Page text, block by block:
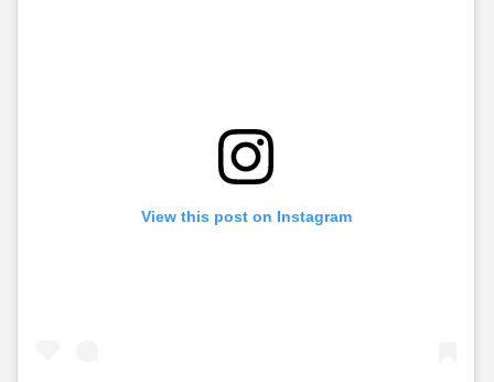
View this post on Instagram